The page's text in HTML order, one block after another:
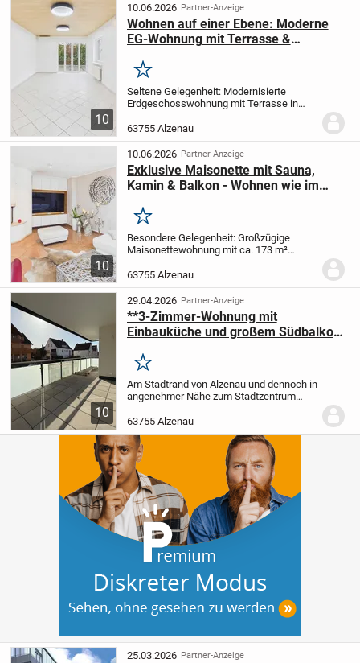
Abende,...
10
10.06.2026 Partner-Anzeige
Wohnen auf einer Ebene: Moderne
EG-Wohnung mit Terrasse &
Merken
Seltene Gelegenheit: Modernisierte
Erdgeschosswohnung mit Terrasse in
bezugsbereit, ruhige Lage und
durchdachte Raumaufteilung. Perfekt für
Eigennutzer oder...
63755 Alzenau
10
10.06.2026 Partner-Anzeige
Exklusive Maisonette mit Sauna,
Kamin & Balkon - Wohnen wie im
Merken
Besondere Gelegenheit: Großzügige
Maisonettewohnung mit ca. 173 m²
Wellnessbereich mit Sauna. Hochwertig
modernisiert, lichtdurchflutet und mit
Wohngefühl wie...
63755 Alzenau
10
29.04.2026 Partner-Anzeige
**3-Zimmer-Wohnung mit
Einbauküche und großem Südbalkon
Merken
Am Stadtrand von Alzenau und dennoch in
angenehmer Nähe zum Stadtzentrum
Kahlauen mit insgesamt 16
Eigentumswohnungen, die sich auf zwei
architektonisch ansprechend...
63755 Alzenau
25.03.2026 Partner-Anzeige